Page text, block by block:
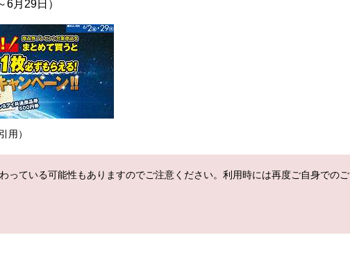
月29日）
用）
っている可能性もありますのでご注意ください。利用時には再度ご自身でのご